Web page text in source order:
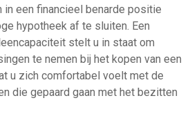
in een financieel benarde positie
hypotheek af te sluiten. Een
stelt u in staat om
te nemen bij het kopen van een
u zich comfortabel voelt met de
die gepaard gaan met het bezitten